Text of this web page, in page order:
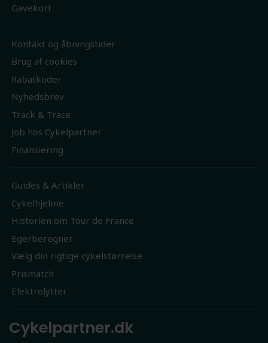
Gavekort
Kontakt og åbningstider
Brug af cookies
Rabatkoder
Nyhedsbrev
Track & Trace
Job hos Cykelpartner
Finansiering
Guides & Artikler
Cykelhjelme
Historien om Tour de France
Egerberegner
Vælg din rigtige cykelstørrelse
Prismatch
Elektrolytter
Cykelpartner.dk